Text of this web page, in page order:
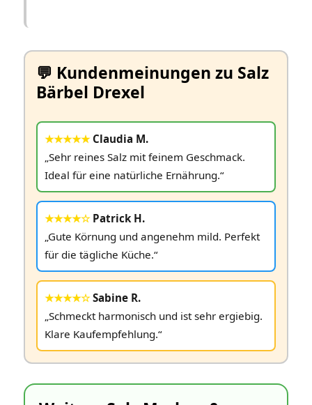
💬 Kundenmeinungen zu Salz
Bärbel Drexel
★★★★★Claudia M.
„Sehr reines Salz mit feinem Geschmack.
Ideal für eine natürliche Ernährung.“
★★★★☆Patrick H.
„Gute Körnung und angenehm mild. Perfekt
für die tägliche Küche.“
★★★★☆Sabine R.
„Schmeckt harmonisch und ist sehr ergiebig.
Klare Kaufempfehlung.“